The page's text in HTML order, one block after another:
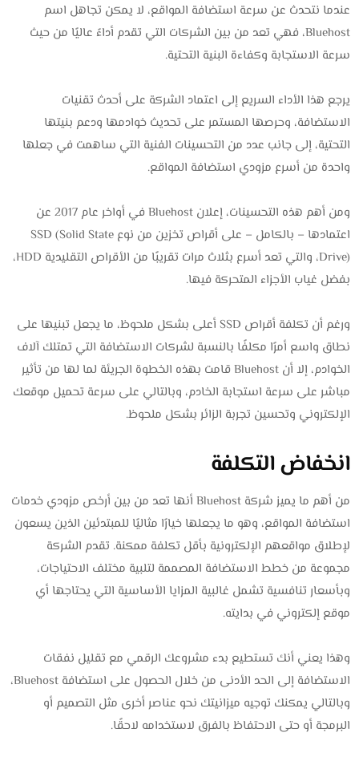
عندما نتحدث عن سرعة استضافة المواقع، لا يمكن تجاهل اسم
Bluehost، فهي تعد من بين الشركات التي تقدم أداءً عاليًا من حيث
سرعة الاستجابة وكفاءة البنية التحتية.
يرجع هذا الأداء السريع إلى اعتماد الشركة على أحدث تقنيات
الاستضافة، وحرصها المستمر على تحديث خوادمها ودعم بنيتها
التحتية، إلى جانب عدد من التحسينات الفنية التي ساهمت في جعلها
واحدة من أسرع مزودي استضافة المواقع.
ومن أهم هذه التحسينات، إعلان Bluehost في أواخر عام 2017 عن
اعتمادها – بالكامل – على أقراص تخزين من نوع SSD (Solid State
Drive)، والتي تعد أسرع بثلاث مرات تقريبًا من الأقراص التقليدية HDD،
بفضل غياب الأجزاء المتحركة فيها.
ورغم أن تكلفة أقراص SSD أعلى بشكل ملحوظ، ما يجعل تبنيها على
نطاق واسع أمرًا مكلفًا بالنسبة لشركات الاستضافة التي تمتلك آلاف
الخوادم، إلا أن Bluehost قامت بهذه الخطوة الجريئة لما لها من تأثير
مباشر على سرعة استجابة الخادم، وبالتالي على سرعة تحميل موقعك
الإلكتروني وتحسين تجربة الزائر بشكل ملحوظ.
انخفاض التكلفة
من أهم ما يميز شركة Bluehost أنها تعد من بين أرخص مزودي خدمات
استضافة المواقع، وهو ما يجعلها خيارًا مثاليًا للمبتدئين الذين يسعون
لإطلاق مواقعهم الإلكترونية بأقل تكلفة ممكنة. تقدم الشركة
مجموعة من خطط الاستضافة المصممة لتلبية مختلف الاحتياجات،
وبأسعار تنافسية تشمل غالبية المزايا الأساسية التي يحتاجها أي
موقع إلكتروني في بدايته.
وهذا يعني أنك تستطيع بدء مشروعك الرقمي مع تقليل نفقات
الاستضافة إلى الحد الأدنى من خلال الحصول على استضافة Bluehost،
وبالتالي يمكنك توجيه ميزانيتك نحو عناصر أخرى مثل التصميم أو
البرمجة أو حتى الاحتفاظ بالفرق لاستخدامه لاحقًا.